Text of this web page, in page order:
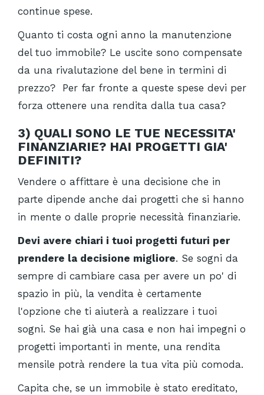
continue spese.
Quanto ti costa ogni anno la manutenzione
del tuo immobile? Le uscite sono compensate
da una rivalutazione del bene in termini di
prezzo? Per far fronte a queste spese devi per
forza ottenere una rendita dalla tua casa?
3) QUALI SONO LE TUE NECESSITA'
FINANZIARIE? HAI PROGETTI GIA'
DEFINITI?
Vendere o affittare è una decisione che in
parte dipende anche dai progetti che si hanno
in mente o dalle proprie necessità finanziarie.
Devi avere chiari i tuoi progetti futuri per
prendere la decisione migliore. Se sogni da
sempre di cambiare casa per avere un po' di
spazio in più, la vendita è certamente
l'opzione che ti aiuterà a realizzare i tuoi
sogni. Se hai già una casa e non hai impegni o
progetti importanti in mente, una rendita
mensile potrà rendere la tua vita più comoda.
Capita che, se un immobile è stato ereditato,